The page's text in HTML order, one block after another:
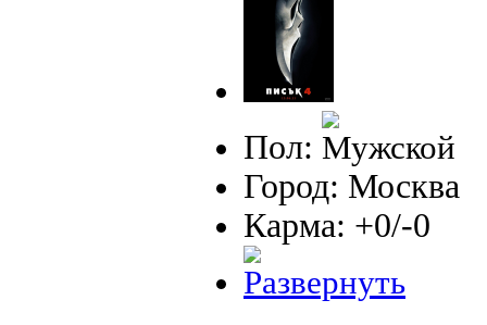
Пол:
Город: Москва
Карма: +0/-0